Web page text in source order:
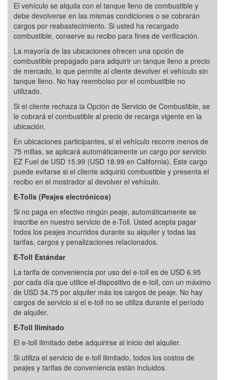
El vehículo se alquila con el tanque lleno de combustible y
debe devolverse en las mismas condiciones o se cobrarán
cargos por reabastecimiento. Si usted ha recargado
combustible, conserve su recibo para fines de verificación.
La mayoría de las ubicaciones ofrecen una opción de
combustible prepagado para adquirir un tanque lleno a precio
de mercado, lo que permite al cliente devolver el vehículo sin
tanque lleno. No hay reembolso por el combustible no
utilizado.
Si el cliente rechaza la Opción de Servicio de Combustible, se
le cobrará el combustible al precio de recarga vigente en la
ubicación.
En ubicaciones participantes, si el vehículo recorre menos de
75 millas, se aplicará automáticamente un cargo por servicio
EZ Fuel de USD 15.99 (USD 18.99 en California). Este cargo
puede evitarse si el cliente adquirió combustible y presenta el
recibo en el mostrador al devolver el vehículo.
E-Tolls (Peajes electrónicos)
Si no paga en efectivo ningún peaje, automáticamente se
inscribe en nuestro servicio de e-Toll. Usted acepta pagar
todos los peajes incurridos durante su alquiler y todas las
tarifas, cargos y penalizaciones relacionados.
E-Toll Estándar
La tarifa de conveniencia por uso del e-toll es de USD 6.95
por cada día que utilice el dispositivo de e-toll, con un máximo
de USD 34.75 por alquiler más los cargos de peaje. No hay
cargos de servicio si el e-toll no se utiliza durante el período
de alquiler.
E-Toll Ilimitado
El e-toll ilimitado debe adquirirse al inicio del alquiler.
Si utiliza el servicio de e-toll ilimitado, todos los costos de
peajes y tarifas de conveniencia están incluidos.